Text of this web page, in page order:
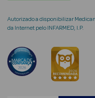
Creme de Olhos
Autorizado a disponibilizar
da Internet pelo INFARMED, I.P.